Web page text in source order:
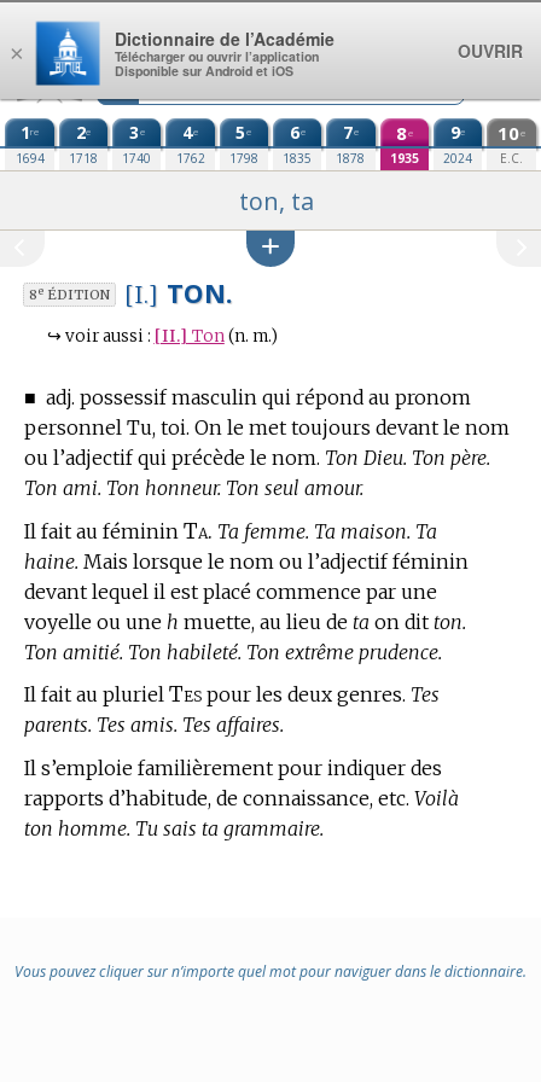
Aller au contenu
1re
1694
2e
1718
3e
1740
4e
1762
5e
1798
6e
1835
7e
1878
8e
1935
9e
2024
10e
E.C.
ton, ta
8eÉDITION [I.] TON.
↪ voir aussi : [II.] Ton (n. m.)
■ adj. possessif masculin qui répond au pronom
personnel Tu, toi. On le met toujours devant le nom
ou l’adjectif qui précède le nom. Ton Dieu. Ton père.
Ton ami. Ton honneur. Ton seul amour.
Il fait au féminin Ta. Ta femme. Ta maison. Ta
haine. Mais lorsque le nom ou l’adjectif féminin
devant lequel il est placé commence par une
voyelle ou une h muette, au lieu de ta on dit ton.
Ton amitié. Ton habileté. Ton extrême prudence.
Il fait au pluriel Tes pour les deux genres. Tes
parents. Tes amis. Tes affaires.
Il s’emploie familièrement pour indiquer des
rapports d’habitude, de connaissance, etc. Voilà
ton homme. Tu sais ta grammaire.
Vous pouvez cliquer sur n’importe quel mot pour naviguer dans le dictionnaire.
×
Dictionnaire de l’Académie
Télécharger ou ouvrir l’application
Disponible sur Android et iOS
OUVRIR